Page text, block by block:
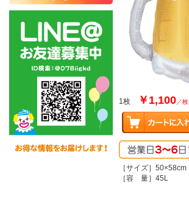
1枚 ￥1,100／枚
［サイズ］50×58cm
［容 量］45L